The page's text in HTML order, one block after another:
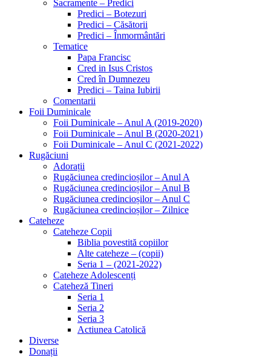
Sacramente – Predici
Predici – Botezuri
Predici – Căsătorii
Predici – Înmormântări
Tematice
Papa Francisc
Cred in Isus Cristos
Cred în Dumnezeu
Predici – Taina Iubirii
Comentarii
Foii Duminicale
Foii Duminicale – Anul A (2019-2020)
Foii Duminicale – Anul B (2020-2021)
Foii Duminicale – Anul C (2021-2022)
Rugăciuni
Adorații
Rugăciunea credincioșilor – Anul A
Rugăciunea credincioșilor – Anul B
Rugăciunea credincioșilor – Anul C
Rugăciunea credincioșilor – Zilnice
Cateheze
Cateheze Copii
Biblia povestită copiilor
Alte cateheze – (copii)
Seria 1 – (2021-2022)
Cateheze Adolescenți
Cateheză Tineri
Seria 1
Seria 2
Seria 3
Actiunea Catolică
Diverse
Donații